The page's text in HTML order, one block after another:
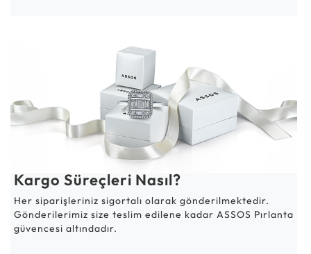
Kargo Süreçleri Nasıl?
Her siparişleriniz sigortalı olarak gönderilmektedir.
Gönderilerimiz size teslim edilene kadar ASSOS Pırlanta
güvencesi altındadır.